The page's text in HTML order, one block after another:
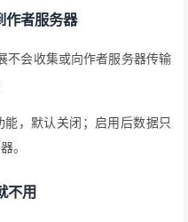
作者服务器
不会收集或向作者服务器传输
，默认关闭；启用后数据只
。
不用